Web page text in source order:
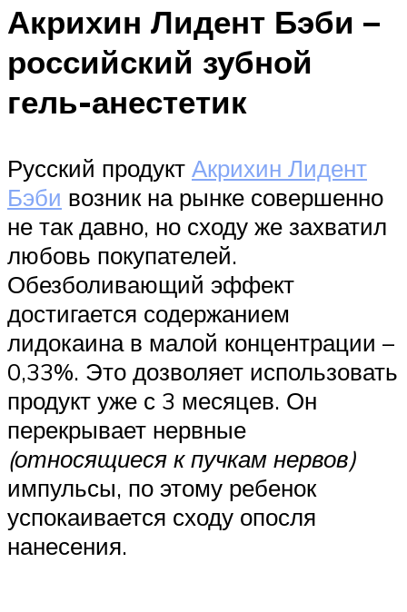
Акрихин Лидент Бэби –
российский зубной
гель-анестетик
Русский продукт Акрихин Лидент
Бэби возник на рынке совершенно
не так давно, но сходу же захватил
любовь покупателей.
Обезболивающий эффект
достигается содержанием
лидокаина в малой концентрации –
0,33%. Это дозволяет использовать
продукт уже с 3 месяцев. Он
перекрывает нервные
(относящиеся к пучкам нервов)
импульсы, по этому ребенок
успокаивается сходу опосля
нанесения.